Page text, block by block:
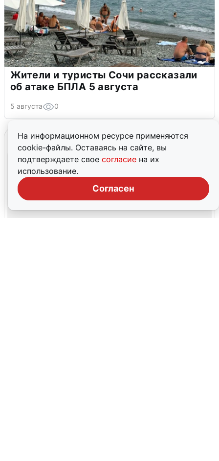
На информационном ресурсе применяются
cookie-файлы. Оставаясь на сайте, вы
подтверждаете свое согласие на их
использование.
Согласен
Жители и туристы Сочи рассказали
об атаке БПЛА 5 августа
5 августа 0